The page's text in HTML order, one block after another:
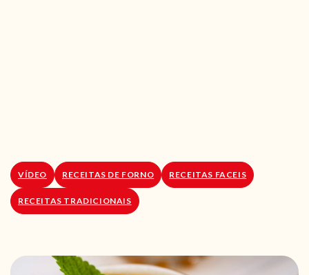
VÍDEO RECEITAS DE FORNO RECEITAS FACEIS
RECEITAS TRADICIONAIS